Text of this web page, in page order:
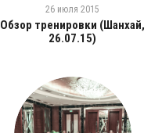
26 июля 2015
Обзор тренировки (Шанхай,
26.07.15)